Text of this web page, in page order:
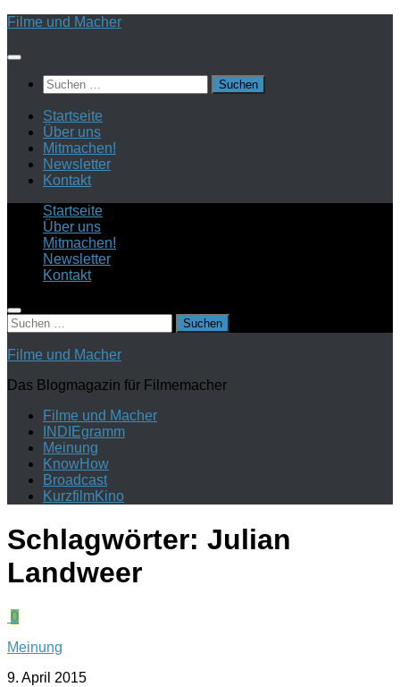
Zum
springen
Filme und Macher
Suchen
nach:
Startseite
Über uns
Mitmachen!
Newsletter
Kontakt
Startseite
Über uns
Mitmachen!
Newsletter
Kontakt
Suchen
nach:
Filme und Macher
Das Blogmagazin für Filmemacher
Filme und Macher
INDIEgramm
Meinung
KnowHow
Broadcast
KurzfilmKino
Schlagwörter: Julian
Landweer
0
Meinung
9. April 2015